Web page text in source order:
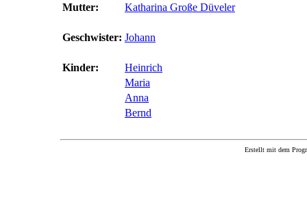
Mutter: Katharina Große Düveler
Geschwister: Johann
Kinder:
Heinrich
Maria
Anna
Bernd
Erstellt mit dem